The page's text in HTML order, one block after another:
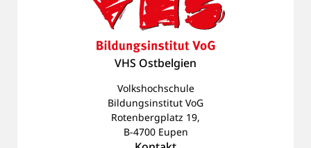
VHS Ostbelgien
Volkshochschule
Bildungsinstitut VoG
Rotenbergplatz 19,
B-4700 Eupen